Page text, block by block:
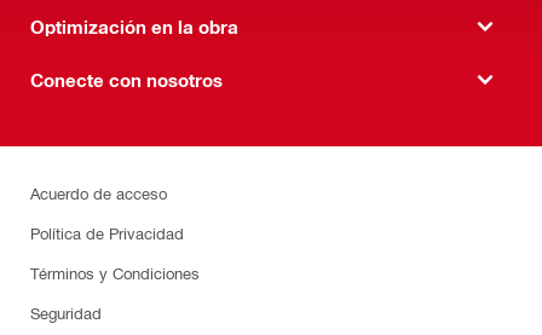
Optimización en la obra
Conecte con nosotros
Acuerdo de acceso
Política de Privacidad
Términos y Condiciones
Seguridad